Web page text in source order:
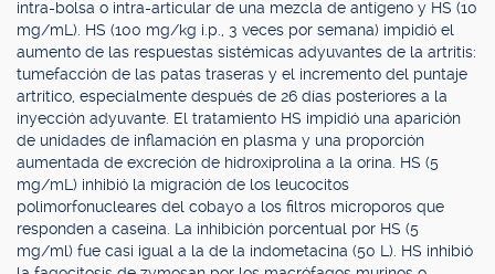
intra-bolsa o intra-articular de una mezcla de antígeno y HS (10
mg/mL). HS (100 mg/kg i.p., 3 veces por semana) impidió el
aumento de las respuestas sistémicas adyuvantes de la artritis:
tumefacción de las patas traseras y el incremento del puntaje
artrítico, especialmente después de 26 días posteriores a la
inyección adyuvante. El tratamiento HS impidió una aparición
de unidades de inflamación en plasma y una proporción
aumentada de excreción de hidroxiprolina a la orina. HS (5
mg/mL) inhibió la migración de los leucocitos
polimorfonucleares del cobayo a los filtros microporos que
responden a caseína. La inhibición porcentual por HS (5
mg/ml) fue casi igual a la de la indometacina (50 L). HS inhibió